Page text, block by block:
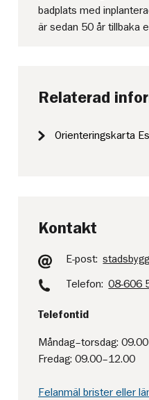
badplats med
är sedan 50 år tillbaka
Relaterad
Orienteringskarta
Kontakt
E-post:
Telefon: 08-606
Telefontid
Måndag–torsdag:
Fredag: 09.00–12.00
Felanmäl brister eller